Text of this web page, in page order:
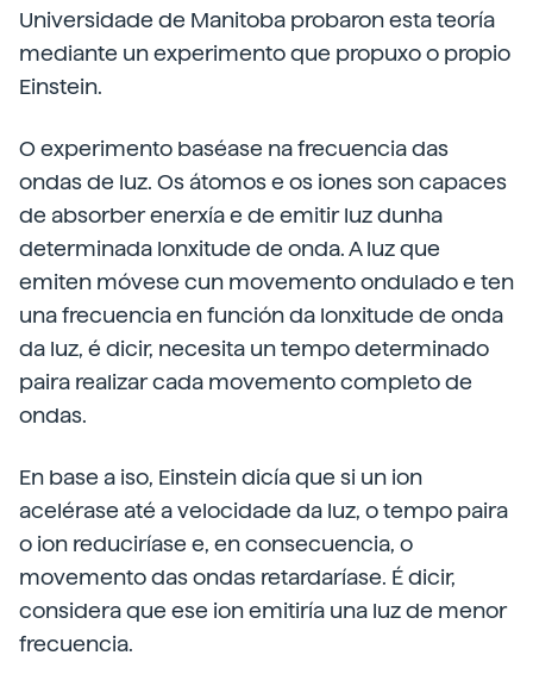
Universidade de Manitoba probaron esta teoría
mediante un experimento que propuxo o propio
Einstein.
O experimento baséase na frecuencia das
ondas de luz. Os átomos e os iones son capaces
de absorber enerxía e de emitir luz dunha
determinada lonxitude de onda. A luz que
emiten móvese cun movemento ondulado e ten
una frecuencia en función da lonxitude de onda
da luz, é dicir, necesita un tempo determinado
paira realizar cada movemento completo de
ondas.
En base a iso, Einstein dicía que si un ion
acelérase até a velocidade da luz, o tempo paira
o ion reduciríase e, en consecuencia, o
movemento das ondas retardaríase. É dicir,
considera que ese ion emitiría una luz de menor
frecuencia.